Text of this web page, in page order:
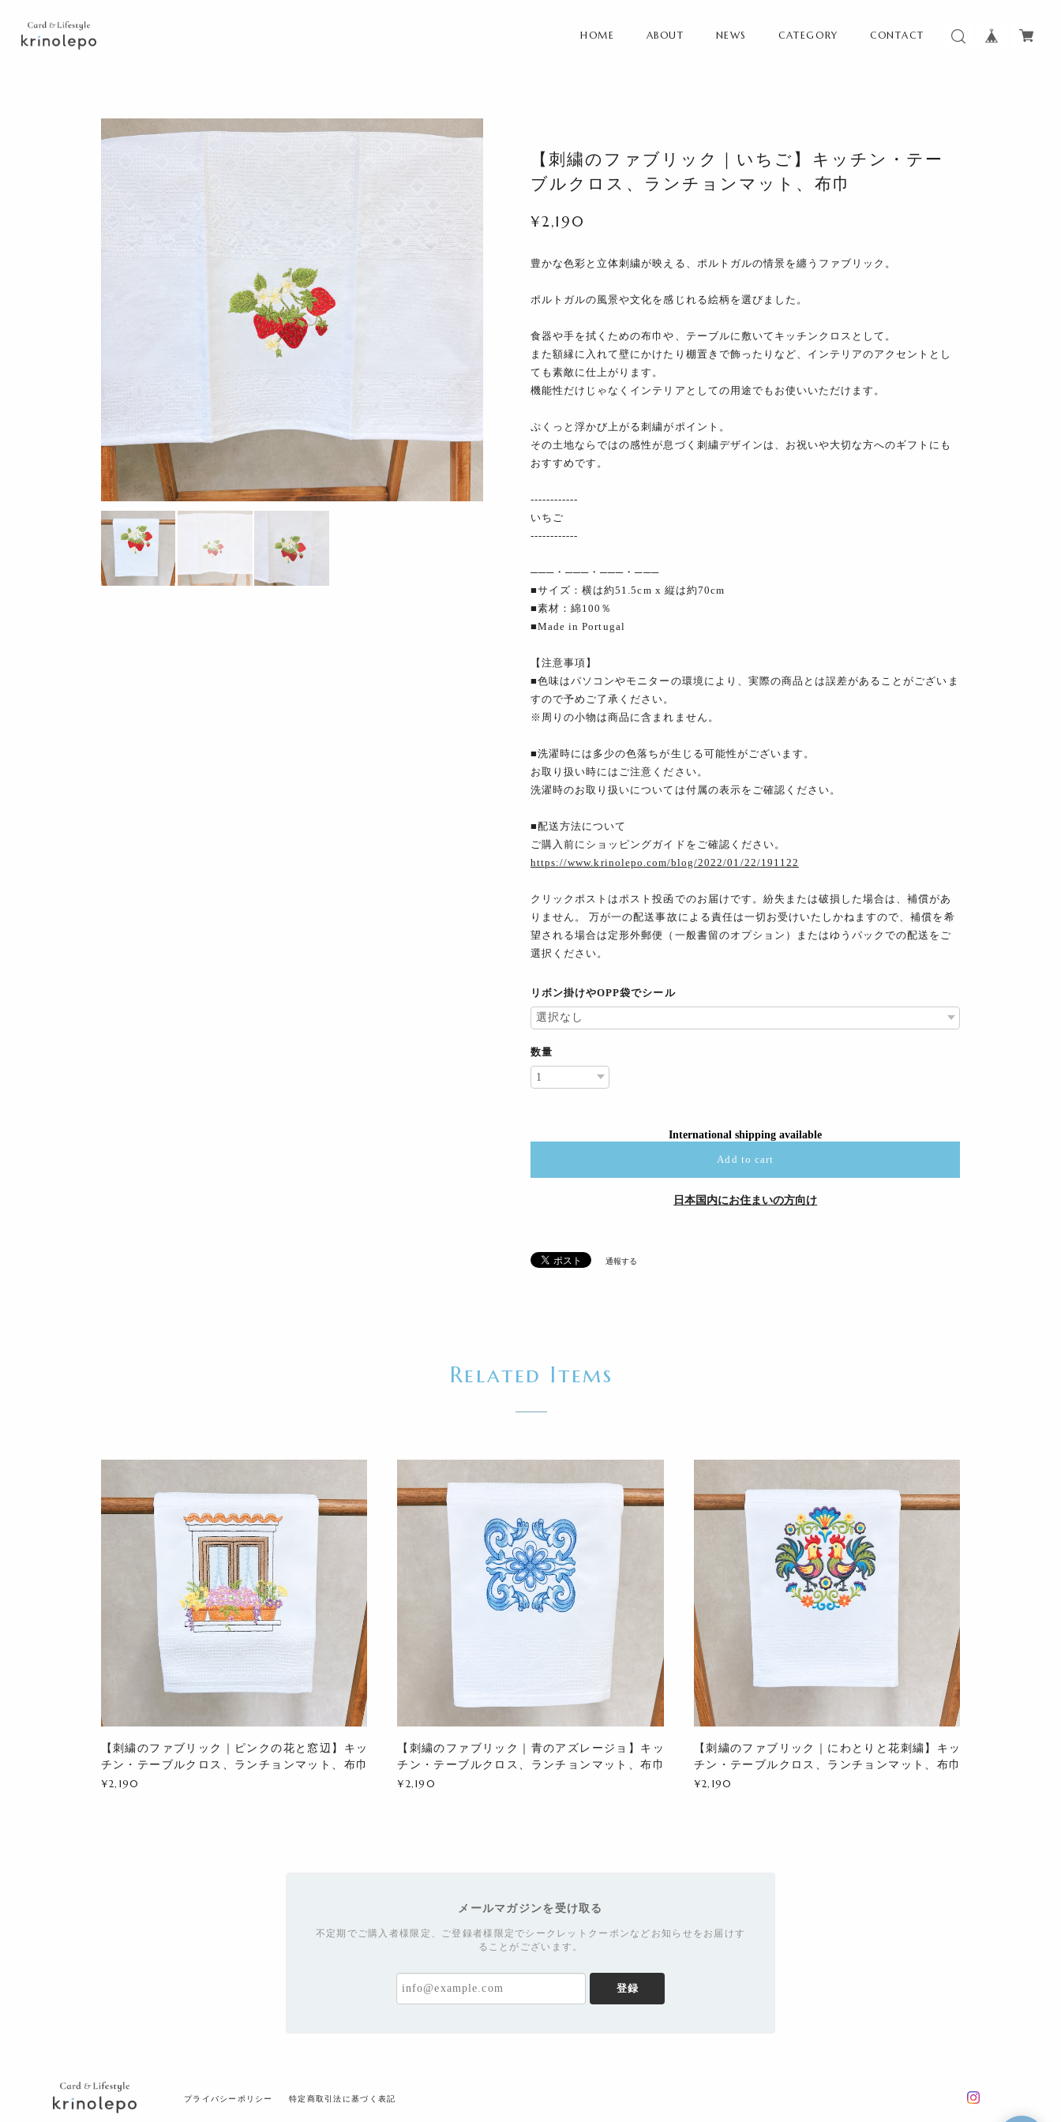
HOME ABOUT NEWS CATEGORY CONTACT
【刺繍のファブリック｜いちご】キッチン・テー
ブルクロス、ランチョンマット、布巾
¥2,190
豊かな色彩と立体刺繍が映える、ポルトガルの情景を纏うファブリック。
ポルトガルの風景や文化を感じれる絵柄を選びました。
食器や手を拭くための布巾や、テーブルに敷いてキッチンクロスとして。
また額縁に入れて壁にかけたり棚置きで飾ったりなど、インテリアのアクセントとし
ても素敵に仕上がります。
機能性だけじゃなくインテリアとしての用途でもお使いいただけます。
ぷくっと浮かび上がる刺繍がポイント。
その土地ならではの感性が息づく刺繍デザインは、お祝いや大切な方へのギフトにも
おすすめです。
------------
いちご
------------
───・───・───・───
■サイズ：横は約51.5cm x 縦は約70cm
■素材：綿100％
■Made in Portugal
【注意事項】
■色味はパソコンやモニターの環境により、実際の商品とは誤差があることがございま
すので予めご了承ください。
※周りの小物は商品に含まれません。
■洗濯時には多少の色落ちが生じる可能性がございます。
お取り扱い時にはご注意ください。
洗濯時のお取り扱いについては付属の表示をご確認ください。
■配送方法について
ご購入前にショッピングガイドをご確認ください。
https://www.krinolepo.com/blog/2022/01/22/191122
クリックポストはポスト投函でのお届けです。紛失または破損した場合は、補償があ
りません。 万が一の配送事故による責任は一切お受けいたしかねますので、補償を希
望される場合は定形外郵便（一般書留のオプション）またはゆうパックでの配送をご
選択ください。
リボン掛けやOPP袋でシール
数量
International shipping available
Add to cart
日本国内にお住まいの方向け
通報する
Related Items
【刺繍のファブリック｜ピンクの花と窓辺】キッ
チン・テーブルクロス、ランチョンマット、布巾
¥2,190
【刺繍のファブリック｜青のアズレージョ】キッ
チン・テーブルクロス、ランチョンマット、布巾
¥2,190
【刺繍のファブリック｜にわとりと花刺繍】キッ
チン・テーブルクロス、ランチョンマット、布巾
¥2,190
メールマガジンを受け取る
不定期でご購入者様限定、ご登録者様限定でシークレットクーポンなどお知らせをお届けす
ることがございます。
登録
プライバシーポリシー 特定商取引法に基づく表記